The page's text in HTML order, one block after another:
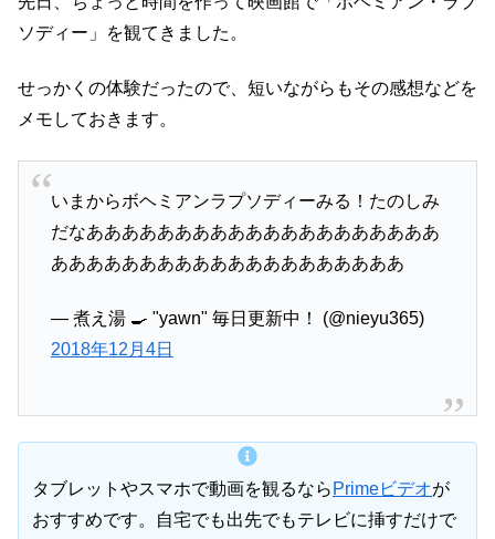
ソディー」を観てきました。
せっかくの体験だったので、短いながらもその感想などを
メモしておきます。
いまからボヘミアンラプソディーみる！たのしみ
だなああああああああああああああああああああ
ああああああああああああああああああああ
— 煮え湯 🍳 "yawn" 毎日更新中！ (@nieyu365)
2018年12月4日
タブレットやスマホで動画を観るなら Primeビデオが
おすすめです。自宅でも出先でもテレビに挿すだけで